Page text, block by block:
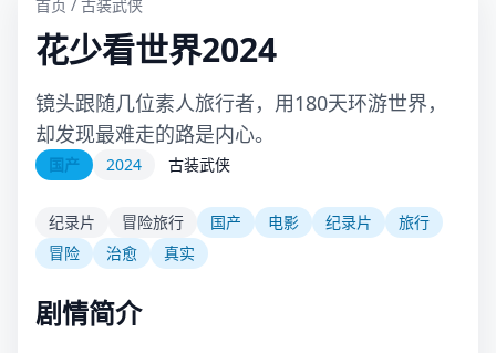
首页 / 古装武侠
花少看世界2024
镜头跟随几位素人旅行者，用180天环游世界，
却发现最难走的路是内心。
国产 2024 古装武侠
纪录片 冒险旅行 国产 电影 纪录片
旅行
冒险
治愈 真实
剧情简介